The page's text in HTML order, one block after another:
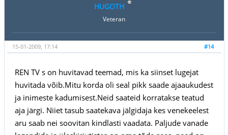
HUGOTH
Veteran
#14
15-01-2009, 17:14
REN TV s on huvitavad teemad, mis ka siinset lugejat
huvitada võib.Mitu korda oli seal pikk saade ajaaukudest
ja inimeste kadumisest.Neid saateid korratakse teatud
aja järgi. Niiet tasub saatekava jälgidaja kes venekeelest
aru saab nei soovitan kindlasti vaadata. Paljude vanade